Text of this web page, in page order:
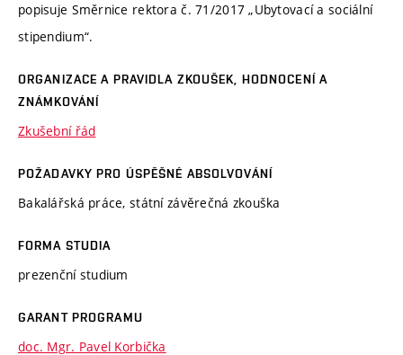
popisuje Směrnice rektora č. 71/2017 „Ubytovací a sociální
stipendium“.
ORGANIZACE A PRAVIDLA ZKOUŠEK, HODNOCENÍ A
ZNÁMKOVÁNÍ
Zkušební řád
POŽADAVKY PRO ÚSPĚŠNÉ ABSOLVOVÁNÍ
Bakalářská práce, státní závěrečná zkouška
FORMA STUDIA
prezenční studium
GARANT PROGRAMU
doc. Mgr. Pavel Korbička